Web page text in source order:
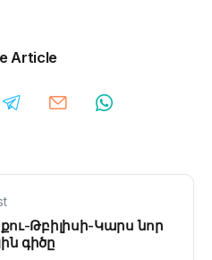
Article
Թբիլիսի-Կարս նոր
գիծը